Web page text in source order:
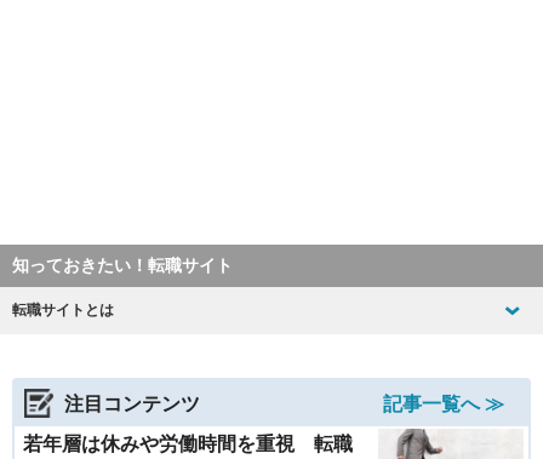
知っておきたい！転職サイト
転職サイトとは
注目コンテンツ
記事一覧へ ≫
若年層は休みや労働時間を重視 転職